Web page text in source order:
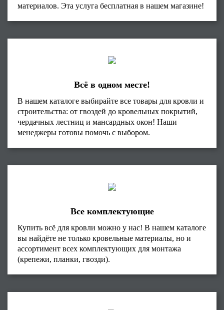
материалов. Эта услуга бесплатная в нашем магазине!
Всё в одном месте!
В нашем каталоге выбирайте все товары для кровли и
строительства: от гвоздей до кровельных покрытий,
чердачных лестниц и мансардных окон! Наши
менеджеры готовы помочь с выбором.
Все комплектующие
Купить всё для кровли можно у нас! В нашем каталоге
вы найдёте не только кровельные материалы, но и
ассортимент всех комплектующих для монтажа
(крепежи, планки, гвозди).